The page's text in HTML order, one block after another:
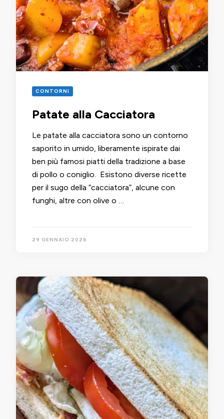
CONTORNI
Patate alla Cacciatora
Le patate alla cacciatora sono un contorno
saporito in umido, liberamente ispirate dai
ben più famosi piatti della tradizione a base
di pollo o coniglio. Esistono diverse ricette
per il sugo della “cacciatora”, alcune con
funghi, altre con olive o …
29 GENNAIO 2026